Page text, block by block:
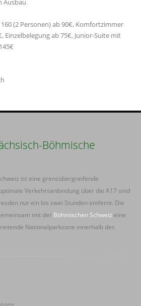
Ausbau
(2 Personen) ab 90€, Komfortzimmer
Einzelbelegung ab 75€, Junior-Suite mit
Böhmische
ist eine grenzübergreifende
Verkehrsanbindung über die A17 sind
nur ein bis zwei Stunden entfernt. Die
mit der Böhmischen Schweiz eine
Nationalparkzone innerhalb des